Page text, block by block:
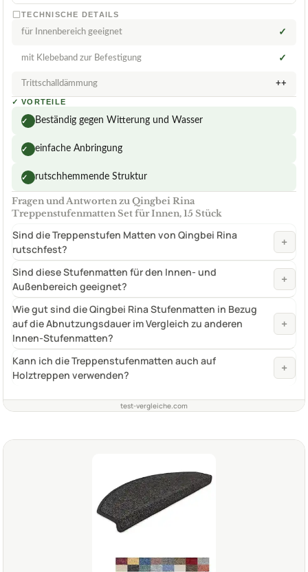
TECHNISCHE DETAILS
für Innenbereich geeignet ✓
mit Klebeband zur Befestigung ✓
Trittschalldämmung ++
✓ VORTEILE
✓ Beständig gegen Witterung und Wasser
✓ einfache Anbringung
✓ rutschhemmende Struktur
Fragen und Antworten zu Qingbei Rina
Treppenstufenmatten Set für Innen, 15 Stück
Sind die Treppenstufen Matten von Qingbei Rina
rutschfest?
+
Sind diese Stufenmatten für den Innen- und
Außenbereich geeignet?
+
Wie gut sind die Qingbei Rina Stufenmatten in Bezug
auf die Abnutzungsdauer im Vergleich zu anderen
Innen-Stufenmatten?
+
Kann ich die Treppenstufenmatten auch auf
Holztreppen verwenden?
+
test-vergleiche.com